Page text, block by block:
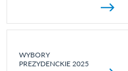
WYBORY
PREZYDENCKIE 2025